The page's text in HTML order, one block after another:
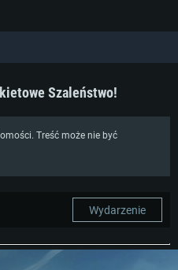
Szaleństwo!
Treść może nie być
Wydarzenie